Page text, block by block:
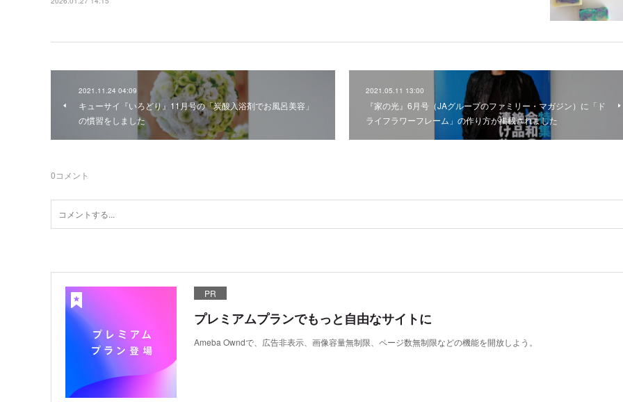
2021.11.24 04:09
キューサイ『いろどり』11月号の「炭酸入浴剤でお風呂美容」
の慣習をしました
2021.05.11 13:00
『家の光』6月号（JAグループのファミリー・マガジン）に「ド
ライフラワーフレーム」の作り方が掲載されました
0コメント
PR
プレミアムプランでもっと自由なサイトに
Ameba Owndで、広告非表示、画像容量無制限、ページ数無制限などの機能を開放しよう。